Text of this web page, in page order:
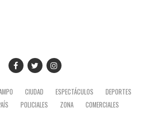
CIUDAD ESPECTÁCULOS
DEPORTES
POLICIALES ZONA COMERCIALES